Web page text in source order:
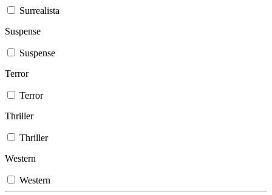
Surrealista
Suspense
Suspense
Terror
Terror
Thriller
Thriller
Western
Western